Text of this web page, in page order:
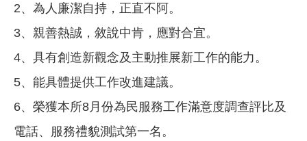
2、為人廉潔自持，正直不阿。
3、親善熱誠，敘說中肯，應對合宜。
4、具有創造新觀念及主動推展新工作的能力。
5、能具體提供工作改進建議。
6、榮獲本所8月份為民服務工作滿意度調查評比及
電話、服務禮貌測試第一名。